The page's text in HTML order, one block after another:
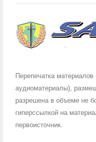
Перепечатка
аудиоматериалы),
разрешена в объеме не
гиперссылкой на
первоисточник.